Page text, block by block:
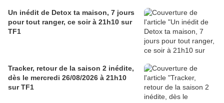
Un inédit de Detox ta maison, 7 jours
pour tout ranger, ce soir à 21h10 sur
TF1
Tracker, retour de la saison 2 inédite,
dès le mercredi 26/08/2026 à 21h10
sur TF1